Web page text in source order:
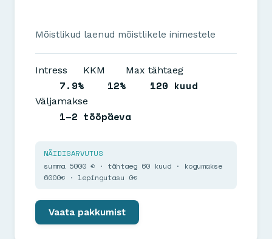
Mõistlikud laenud mõistlikele inimestele
Intress
7.9%
KKM
12%
Max tähtaeg
120 kuud
Väljamakse
1–2 tööpäeva
NÄIDISARVUTUS
summa 5000 € · tähtaeg 60 kuud · kogumakse
6000€ · lepingutasu 0€
Vaata pakkumist